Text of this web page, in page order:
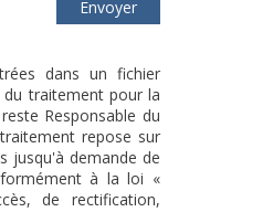
Envoyer
dans un fichier
traitement pour la
Responsable du
repose sur
jusqu'à demande de
à la loi «
de rectification,